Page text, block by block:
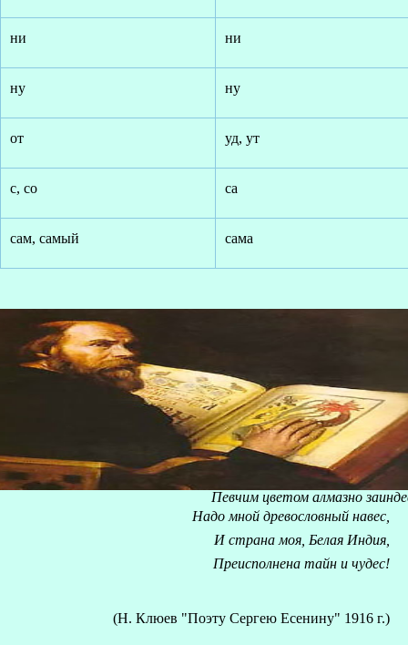
ни ни
ну ну
от уд, ут
с, со са
сам, самый сама
Певчим цветом алмазно
Надо мной древословный навес,
И страна моя, Белая Индия,
Преисполнена тайн и чудес!
(Н. Клюев "Поэту Сергею Есенину" 1916 г.)